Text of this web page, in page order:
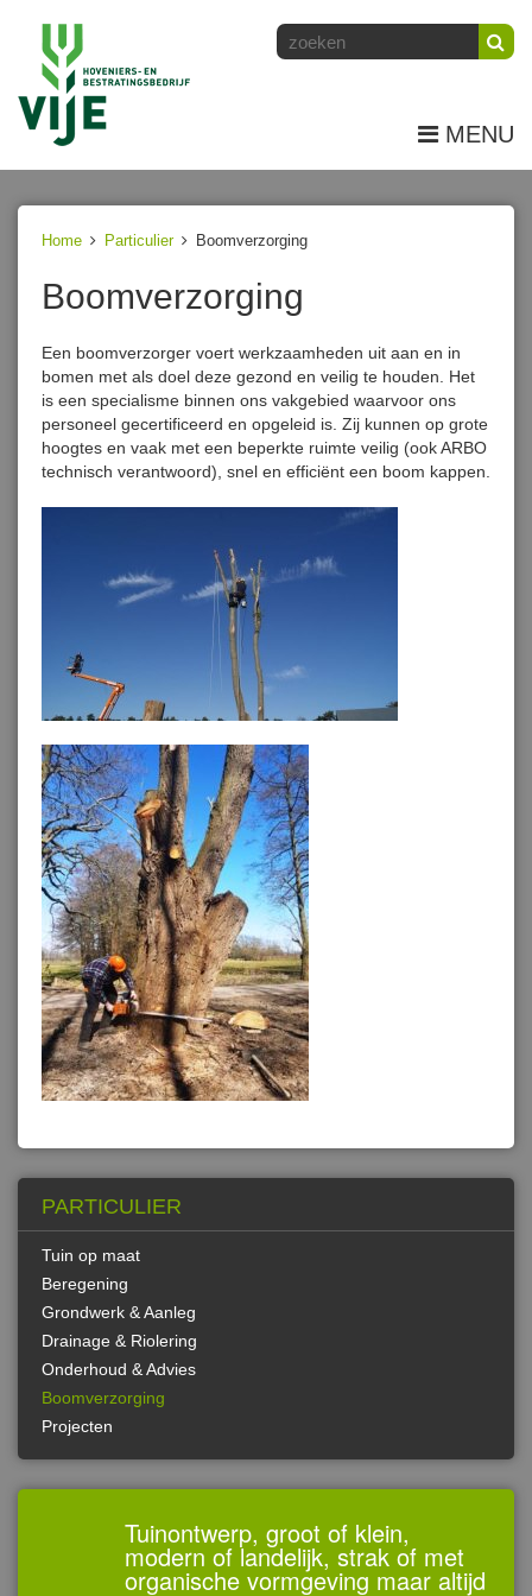
MENU
Home Particulier Boomverzorging
Boomverzorging
Een boomverzorger voert werkzaamheden uit aan en in
bomen met als doel deze gezond en veilig te houden. Het
is een specialisme binnen ons vakgebied waarvoor ons
personeel gecertificeerd en opgeleid is. Zij kunnen op grote
hoogtes en vaak met een beperkte ruimte veilig (ook ARBO
technisch verantwoord), snel en efficiënt een boom kappen.
PARTICULIER
Tuin op maat
Beregening
Grondwerk & Aanleg
Drainage & Riolering
Onderhoud & Advies
Boomverzorging
Projecten
Tuinontwerp, groot of klein,
modern of landelijk, strak of met
organische vormgeving maar altijd